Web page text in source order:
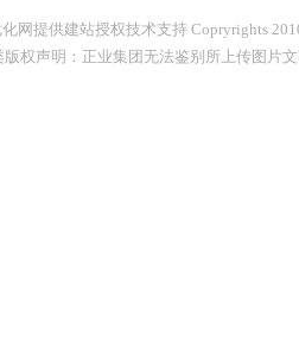
网提供建站授权技术支持 Copryrights
权声明：正业集团无法鉴别所上传图片